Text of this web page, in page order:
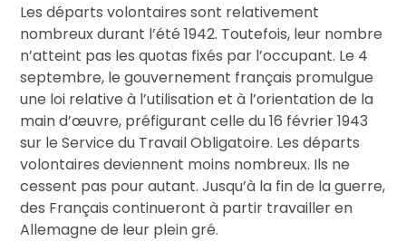
Les départs volontaires sont relativement
nombreux durant l’été 1942. Toutefois, leur nombre
n’atteint pas les quotas fixés par l’occupant. Le 4
septembre, le gouvernement français promulgue
une loi relative à l’utilisation et à l’orientation de la
main d’œuvre, préfigurant celle du 16 février 1943
sur le Service du Travail Obligatoire. Les départs
volontaires deviennent moins nombreux. Ils ne
cessent pas pour autant. Jusqu’à la fin de la guerre,
des Français continueront à partir travailler en
Allemagne de leur plein gré.